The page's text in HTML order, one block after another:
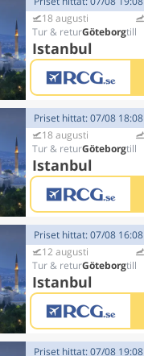
18 augusti
Göteborg
Istanbul
Priset hittat: 07/08 18:08
18 augusti
Göteborg
Istanbul
Priset hittat: 07/08 16:08
12 augusti
Göteborg
Istanbul
Priset hittat: 07/08 19:08